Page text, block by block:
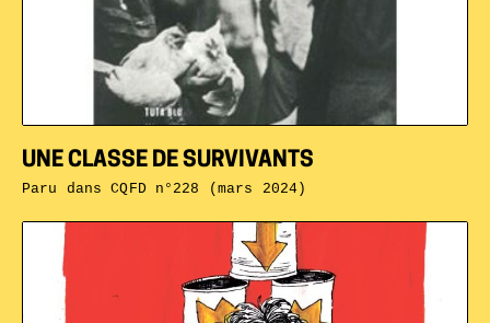
UNE CLASSE DE SURVIVANTS
Paru dansCQFD n°228 (mars 2024)